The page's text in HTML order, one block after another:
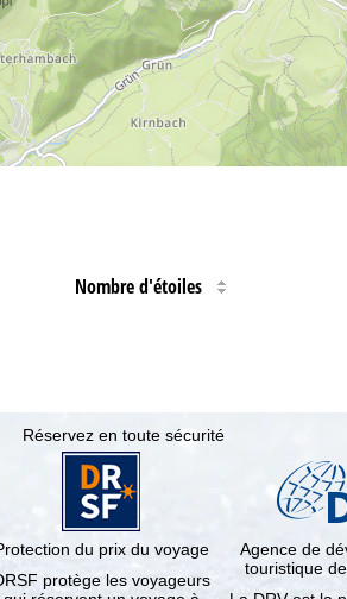
Nombre d'étoiles
Réservez en toute sécurité
du prix du voyage
protège les voyageurs
Agence de
touristique